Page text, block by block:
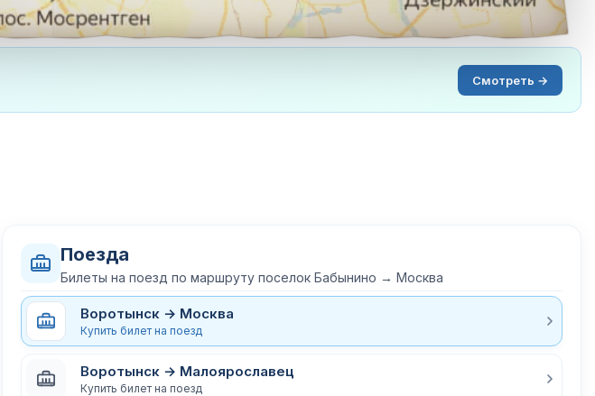
Смотреть →
Поезда
Билеты на поезд по маршруту поселок Бабынино → Москва
Воротынск → Москва
Купить билет на поезд
Воротынск → Малоярославец
Купить билет на поезд